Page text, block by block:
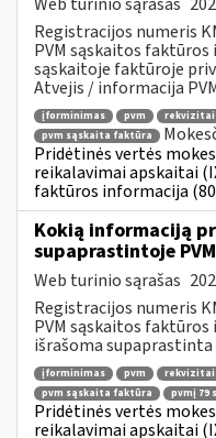
Registracijos numeris
PVM sąskaitos faktūros
sąskaitoje faktūroje
Atvejis / informacija
įforminimas pvm rekvizitai
pvm sąskaita faktūra
Pridėtinės vertės
reikalavimai apskaitai
faktūros informacija
Kokią informaciją
supaprastintoje
Web turinio sąrašas
Registracijos numeris
PVM sąskaitos
išrašoma
įforminimas pvm rekvizitai
pvm sąskaita faktūra
pvmį 79
Pridėtinės vertės
reikalavimai apskaitai